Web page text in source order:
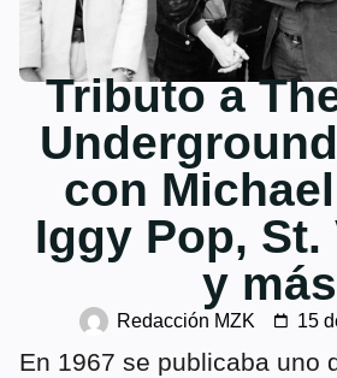
Tributo a
con
Iggy Pop,
y más
Redacción MZK 15
En 1967 se publicaba uno